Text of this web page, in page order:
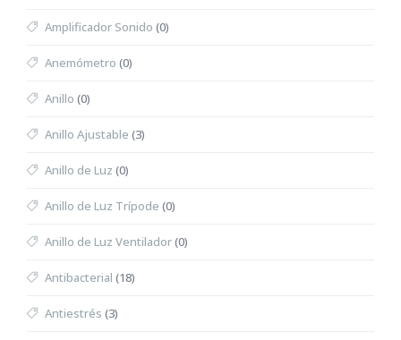
Amplificador Sonido (0)
Anemómetro (0)
Anillo (0)
Anillo Ajustable (3)
Anillo de Luz (0)
Anillo de Luz Trípode (0)
Anillo de Luz Ventilador(0)
Antibacterial (18)
Antiestrés (3)